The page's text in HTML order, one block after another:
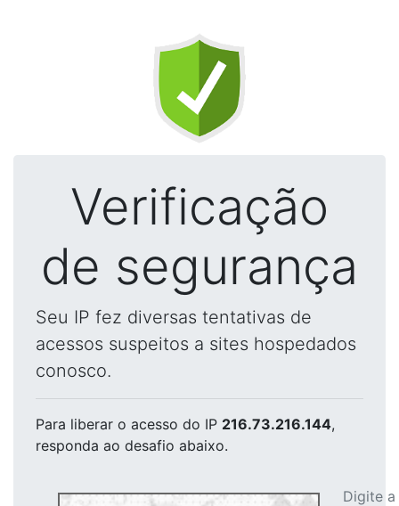
Verificação
de segurança
Seu IP fez diversas tentativas de
acessos suspeitos a sites hospedados
conosco.
Para liberar o acesso do IP 216.73.216.144,
responda ao desafio abaixo.
Digite